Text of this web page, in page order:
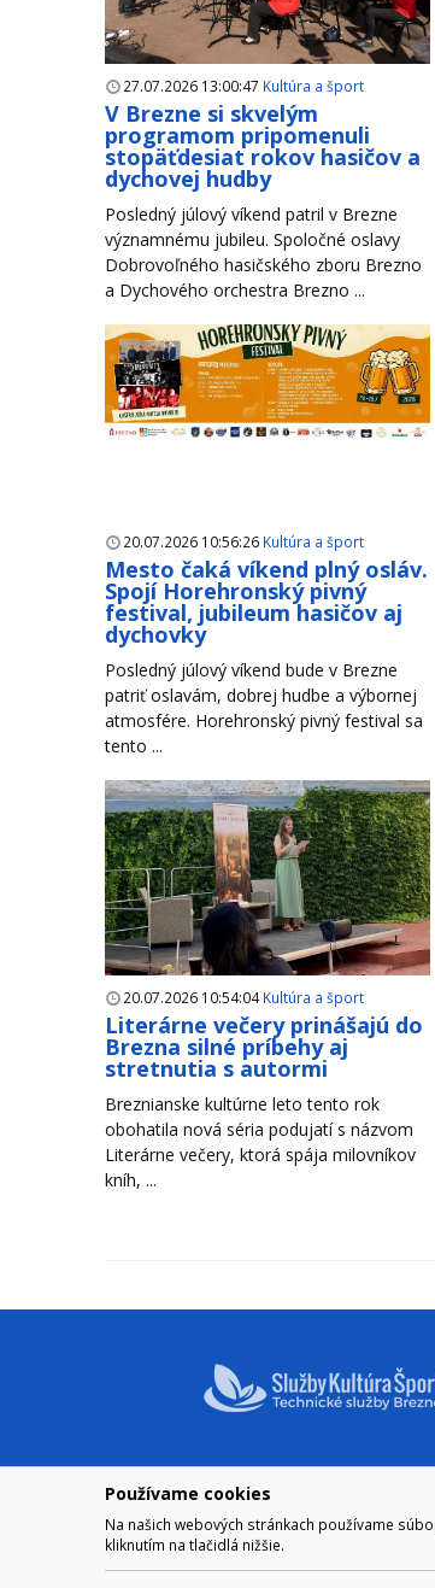
Používame cookies
Na našich webových stránkach používame
kliknutím na tlačidlá nižšie.
27.07.2026 13:00:47 Kultúra a šport
V Brezne si skvelým
programom pripomenuli
stopäťdesiat rokov hasičov a
dychovej hudby
Posledný júlový víkend patril v Brezne
významnému jubileu. Spoločné oslavy
Dobrovoľného hasičského zboru Brezno
a Dychového orchestra Brezno ...
20.07.2026 10:56:26 Kultúra a šport
Mesto čaká víkend plný osláv.
Spojí Horehronský pivný
festival, jubileum hasičov aj
dychovky
Posledný júlový víkend bude v Brezne
patriť oslavám, dobrej hudbe a výbornej
atmosfére. Horehronský pivný festival sa
tento ...
20.07.2026 10:54:04Kultúra a šport
Literárne večery prinášajú do
Brezna silné príbehy aj
stretnutia s autormi
Breznianske kultúrne leto tento rok
obohatila nová séria podujatí s názvom
Literárne večery, ktorá spája milovníkov
kníh, ...
NAVIGÁCIA
Mesto Brezno
Samospráva